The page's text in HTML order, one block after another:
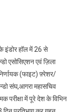
के
रिकॉर्ड
19
खिलाड़ियों
ने
किया
इंडोर हॉल में 26 से
एसोसिएशन एवं ज़िला
(फाइट) फ़्रेशर/
संघ,आगरा महासचिव
परीक्षा में पूरे देश के विभिन